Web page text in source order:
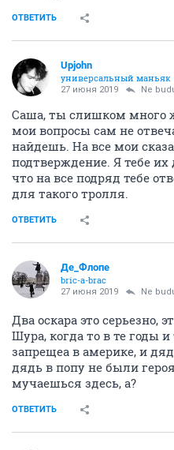
ОТВЕТИТЬ
Upjohn
универсальный маньяк
27 июня 2019 Ne
Саша, ты слишком много
мои вопросы сам не
найдешь. На все мои
подтверждение. Я тебе
что на все подряд тебе
для такого тролля.
ОТВЕТИТЬ
Де_Флопе
bric-a-brac
27 июня 2019 Ne
Два оскара это серьезно,
Шура, когда то в те годы
запрещеа в америке, и
дядь в попу не были
мучаешься здесь, а?
ОТВЕТИТЬ